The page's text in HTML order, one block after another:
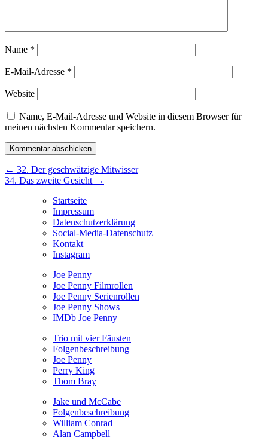
Name *
E-Mail-Adresse *
Website
Name, E-Mail-Adresse und Website in diesem Browser für
meinen nächsten Kommentar speichern.
Beitragsnavigation
← 32. Der geschwätzige Mitwisser
34. Das zweite Gesicht →
Startseite
Impressum
Datenschutzerklärung
Social-Media-Datenschutz
Kontakt
Instagram
Joe Penny
Joe Penny Filmrollen
Joe Penny Serienrollen
Joe Penny Shows
IMDb Joe Penny
Trio mit vier Fäusten
Folgenbeschreibung
Joe Penny
Perry King
Thom Bray
Jake und McCabe
Folgenbeschreibung
William Conrad
Alan Campbell